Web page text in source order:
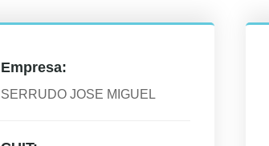
Empresa:
SERRUDO JOSE MIGUEL